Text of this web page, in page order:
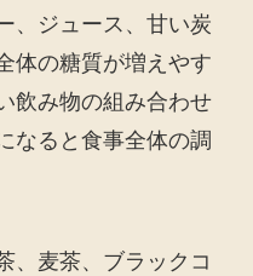
、ジュース、甘い炭
体の糖質が増えやす
飲み物の組み合わせ
なると食事全体の調
、麦茶、ブラックコ